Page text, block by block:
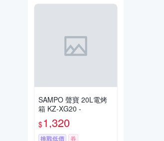
SAMPO 聲寶 20L電烤
箱 KZ-XG20 -
$1,320
挑戰低價 券